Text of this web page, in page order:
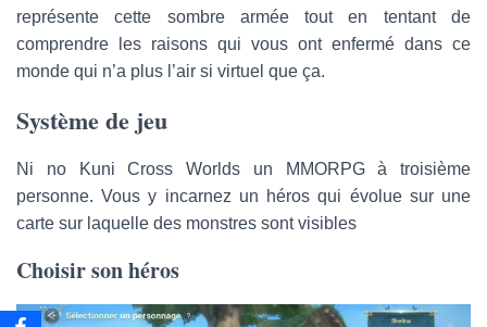
représente cette sombre armée tout en tentant de
comprendre les raisons qui vous ont enfermé dans ce
monde qui n’a plus l’air si virtuel que ça.
Système de jeu
Ni no Kuni Cross Worlds un MMORPG à troisième
personne. Vous y incarnez un héros qui évolue sur une
carte sur laquelle des monstres sont visibles
Choisir son héros